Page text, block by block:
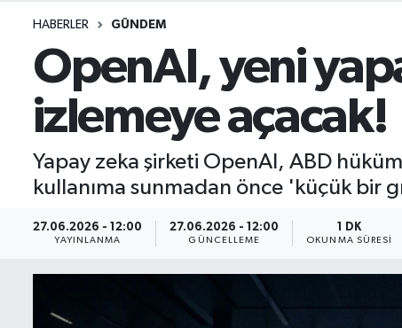
HABERLER GÜNDEM
OpenAI, yeni
izlemeye açacak!
Yapay zeka şirketi OpenAI, ABD
kullanıma sunmadan önce 'küçük bir
27.06.2026 - 12:00
YAYINLANMA
27.06.2026 - 12:00
GÜNCELLEME
1 DK
OKUNMA SÜRESI
İletişim
Künye
Yasal Uyarı